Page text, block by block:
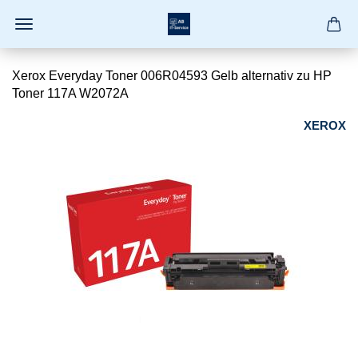
Xerox Everyday Toner 006R04593 Gelb alternativ zu HP
Toner 117A W2072A
XEROX